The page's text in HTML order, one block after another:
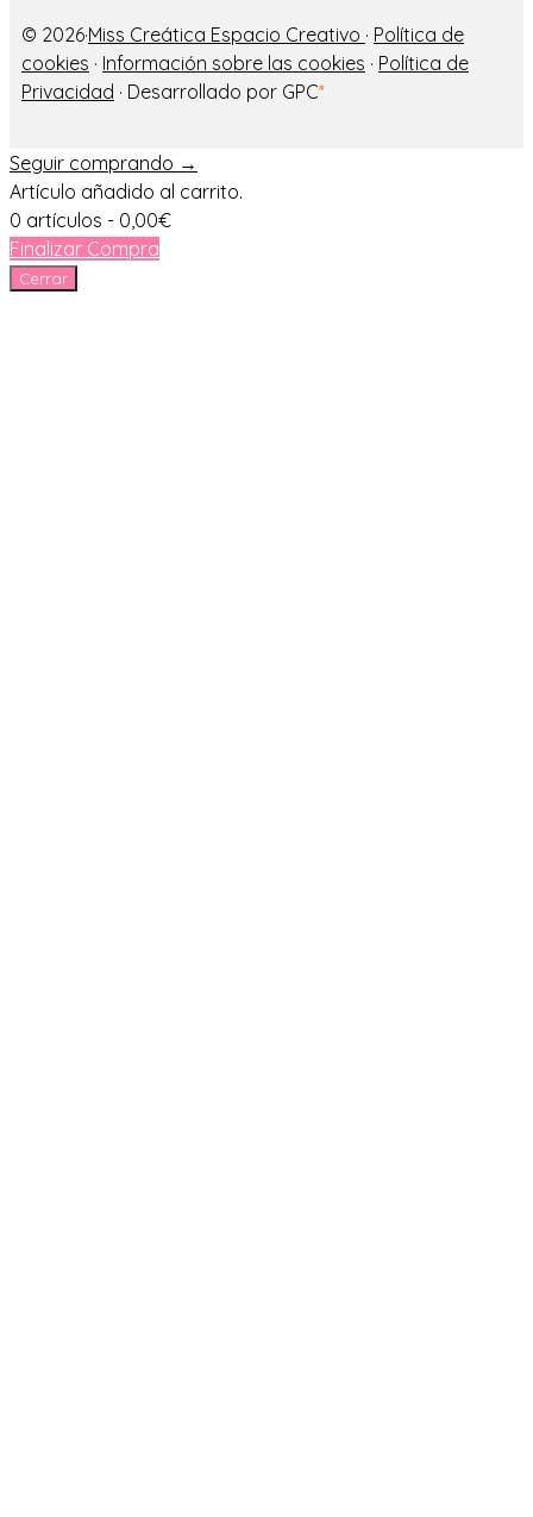
© 2026·Miss Creática Espacio Creativo · Política de
cookies · Información sobre las cookies · Política de
Privacidad · Desarrollado por GPC*
Seguir comprando →
Artículo añadido al carrito.
0 artículos - 0,00€
Finalizar Compra
Cerrar